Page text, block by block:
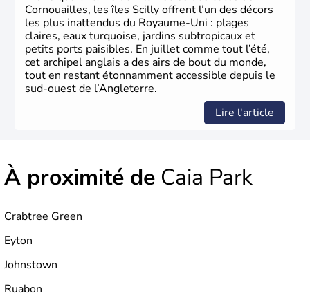
Cornouailles, les îles Scilly offrent l’un des décors
les plus inattendus du Royaume-Uni : plages
claires, eaux turquoise, jardins subtropicaux et
petits ports paisibles. En juillet comme tout l’été,
cet archipel anglais a des airs de bout du monde,
tout en restant étonnamment accessible depuis le
sud-ouest de l’Angleterre.
Lire l'article
À proximité de Caia Park
Crabtree Green
Eyton
Johnstown
Ruabon